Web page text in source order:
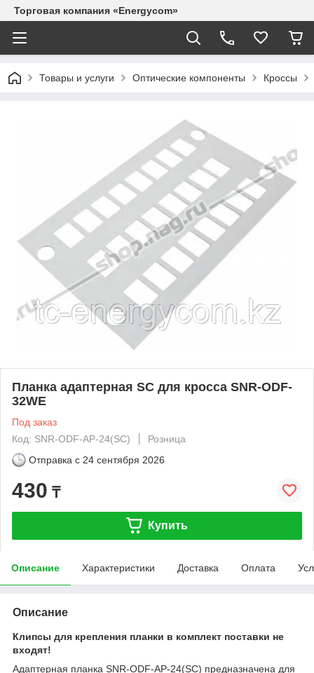
Торговая компания «Energycom»
Товары и услуги Оптические компоненты Кроссы
Планка адаптерная SC для кросса SNR-ODF-
32WE
Под заказ
Код: SNR-ODF-AP-24(SC)
Розница
Отправка с 24 сентября 2026
430 ₸
Купить
Описание Характеристики Доставка Оплата
Описание
Клипсы для крепления планки в комплект поставки не
входят!
Адаптерная планка SNR-ODF-AP-24(SC) предназначена для